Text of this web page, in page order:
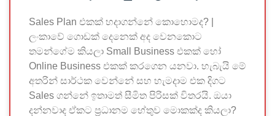
Sales Plan එකක් හදාගන්නේ කොහොමද? |
ලංකාවේ ගොඩක් දෙනෙක් අද වෙනකොට
තමන්ගේම කියලා Small Business එකක් හෝ
Online Business එකක් කරගෙන යනවා. හැබැයි මේ
අතරින් සාර්ථක වෙන්නේ සහ හැමදාම එක දිගට
Sales ගන්නේ ඉතාමත් සීමිත පිරිසක් විතරයි. ඔයා
දන්නවාද ඒකට ප්‍රධානම හේතුව මොකක්ද කියලා?